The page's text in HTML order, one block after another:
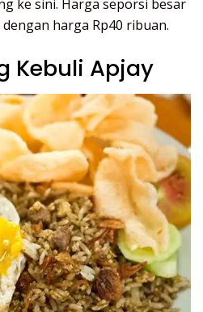
ke sini. Harga seporsi besar
harga Rp40 ribuan.
Kebuli Apjay